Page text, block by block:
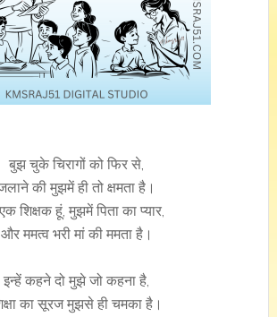
बुझ चुके चिरागों को फिर से,
की मुझमें ही तो क्षमता है।
शिक्षक हूं, मुझमें पिता का प्यार,
और ममत्व भरी मां की ममता है।
इन्हें कहने दो मुझे जो कहना है,
का सूरज मुझसे ही चमका है।